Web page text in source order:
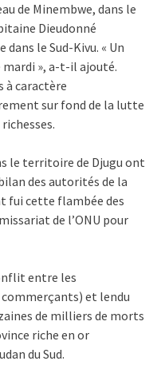
de Minembwe, dans le
Dieudonné
le Sud-Kivu. « Un
», a-t-il ajouté.
à caractère
sur fond de la lutte
le territoire de Djugu ont
des autorités de la
fui cette flambée des
de l’ONU pour
entre les
et lendu
de milliers de morts
riche en or
du Sud.